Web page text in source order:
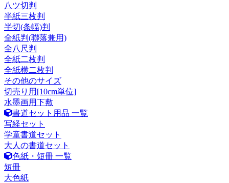
八ツ切判
半紙三枚判
半切(条幅)判
全紙判(聯落兼用)
全八尺判
全紙二枚判
全紙横二枚判
その他のサイズ
切売り用[10cm単位]
水墨画用下敷
書道セット用品 一覧
写経セット
学童書道セット
大人の書道セット
色紙・短冊 一覧
短冊
大色紙